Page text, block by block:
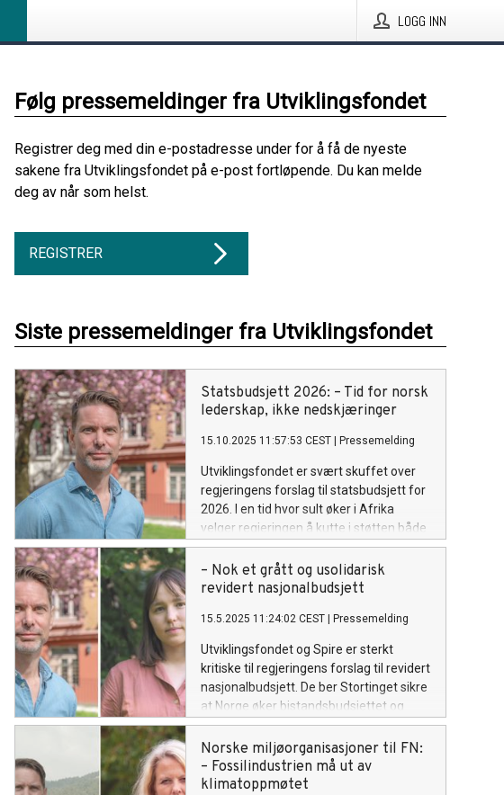
LOGG INN
Følg pressemeldinger fra Utviklingsfondet
Registrer deg med din e-postadresse under for å få de nyeste
sakene fra Utviklingsfondet på e-post fortløpende. Du kan melde
deg av når som helst.
REGISTRER
Siste pressemeldinger fra Utviklingsfondet
Statsbudsjett 2026: – Tid for norsk
lederskap, ikke nedskjæringer
15.10.2025 11:57:53 CEST Pressemelding
Utviklingsfondet er svært skuffet over
regjeringens forslag til statsbudsjett for
2026. I en tid hvor sult øker i Afrika
velger regjeringen å kutte i støtten både
til regionen og til matsikkerhet. Dette
viser en fortsatt manglende vilje til å
prioritere langsiktig bistand til dem som
– Nok et grått og usolidarisk
revidert nasjonalbudsjett
15.5.2025 11:24:02 CEST Pressemelding
Utviklingsfondet og Spire er sterkt
kritiske til regjeringens forslag til revidert
nasjonalbudsjett. De ber Stortinget sikre
at Norge øker bistandsbudsjettet og
støtten til sivilsamfunn og matsikkerhet.
Norske miljøorganisasjoner til FN:
– Fossilindustrien må ut av
klimatoppmøtet